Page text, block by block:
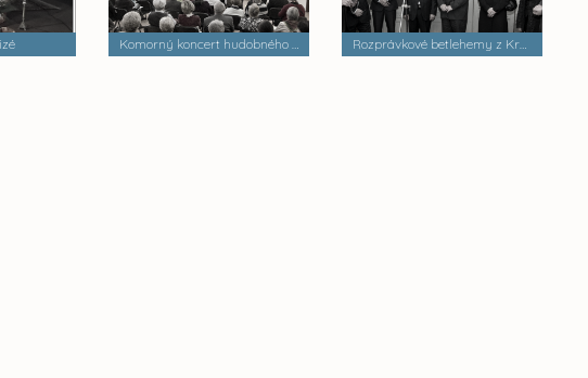
Komorný koncert hudobného súboru AD LIBITUM Rozprávkové betlehemy z Krakova